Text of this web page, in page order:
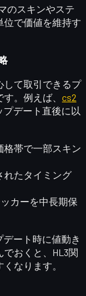
のスキンやステ
位で価値を維持す
して取引できるプ
。例えば、 cs2
プデート直後に以
格帯で一部スキン
れたタイミング
カーを中長期保
ート時に値動き
おくと、HL3関
なります。